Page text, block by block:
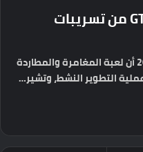
كل ما تود معرفته عن GTA 6 من تسريبات
ذكرت Rockstar Games في فبراير 2022 أن لعبة المغامرة والمطاردة